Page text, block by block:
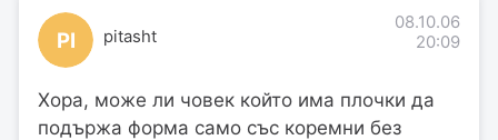
PI pitasht
08.10.06
20:09
Хора, може ли човек който има плочки да
подържа форма само със коремни без